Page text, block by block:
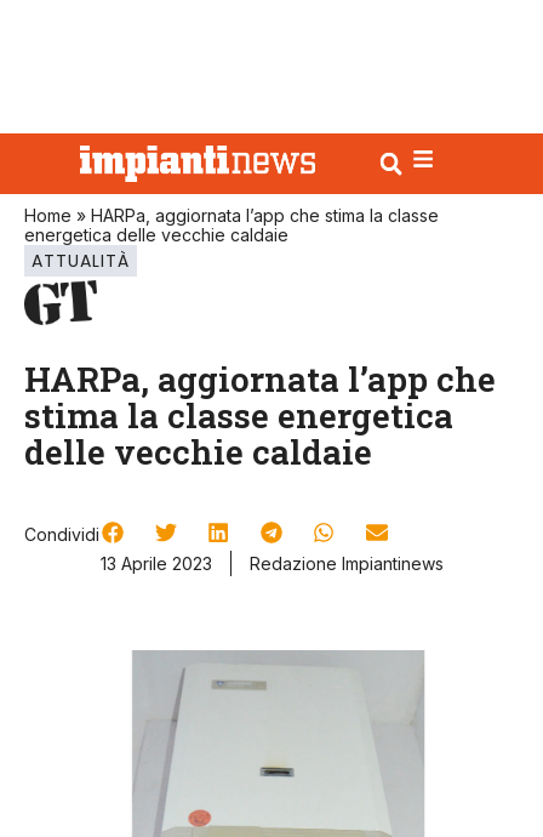
Home » HARPa, aggiornata l’app che stima la classe
energetica delle vecchie caldaie
ATTUALITÀ
HARPa, aggiornata l’app che
stima la classe energetica
delle vecchie caldaie
Condividi
13 Aprile 2023
Redazione Impiantinews